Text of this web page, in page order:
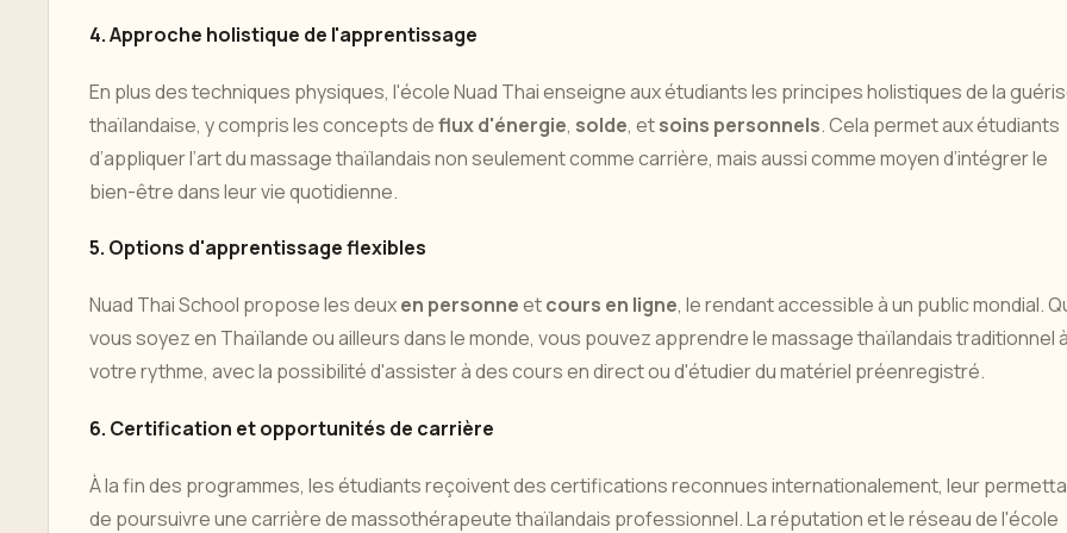
4. Approche holistique de l'apprentissage
En plus des techniques physiques, l'école Nuad Thai enseigne aux étudiants les principes holistiques de la
thaïlandaise, y compris les concepts deflux d'énergie, solde, etsoins personnels. Cela permet aux étudiants
d’appliquer l’art du massage thaïlandais non seulement comme carrière, mais aussi comme moyen d’intégrer le
bien-être dans leur vie quotidienne.
5. Options d'apprentissage flexibles
Nuad Thai School propose les deuxen personneetcours en ligne, le rendant accessible à un public mondial.
vous soyez en Thaïlande ou ailleurs dans le monde, vous pouvez apprendre le massage thaïlandais traditionnel à
votre rythme, avec la possibilité d'assister à des cours en direct ou d'étudier du matériel préenregistré.
6. Certification et opportunités de carrière
À la fin des programmes, les étudiants reçoivent des certifications reconnues internationalement, leur
de poursuivre une carrière de massothérapeute thaïlandais professionnel. La réputation et le réseau de l'école